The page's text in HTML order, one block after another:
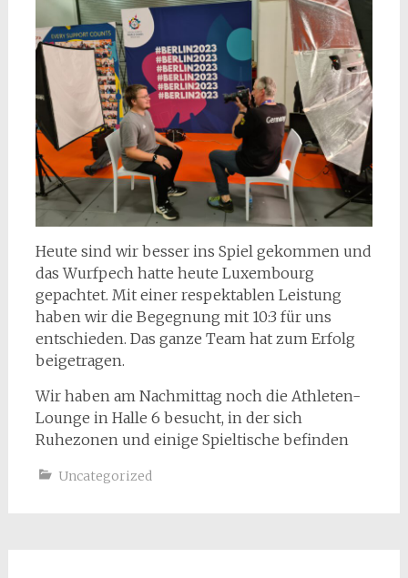
Heute sind wir besser ins Spiel gekommen und
das Wurfpech hatte heute Luxembourg
gepachtet. Mit einer respektablen Leistung
haben wir die Begegnung mit 10:3 für uns
entschieden. Das ganze Team hat zum Erfolg
beigetragen.
Wir haben am Nachmittag noch die Athleten-
Lounge in Halle 6 besucht, in der sich
Ruhezonen und einige Spieltische befinden
Uncategorized